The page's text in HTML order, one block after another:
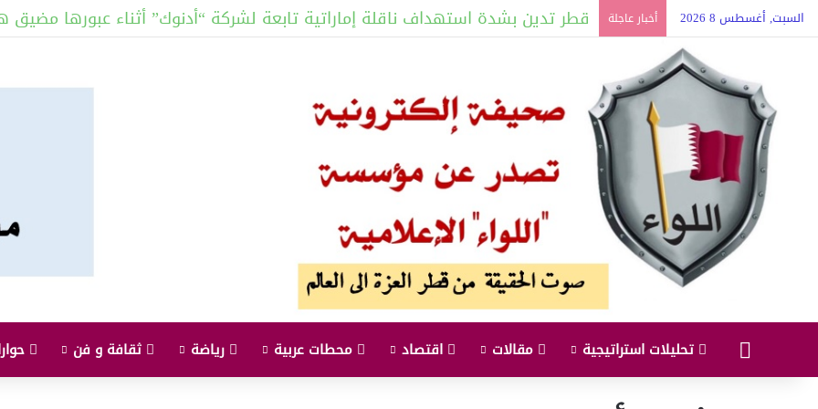
السبت, أغسطس 8 2026 أخبار عاجلة قطر تدين بشدة استهداف ناقلة إماراتية تابعة لشركة “أدنوك” أثناء عبورها مضيق
البداية تحليلات استراتيجية مقالات اقتصاد محطات عربية رياضة ثقافة و فن